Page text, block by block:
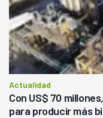
Actualidad
Con US$ 70
para producir más